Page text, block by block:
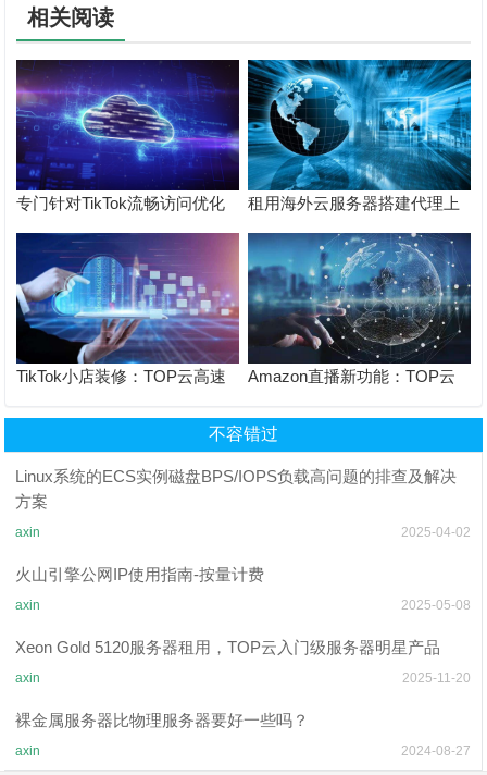
相关阅读
专门针对TikTok流畅访问优化
可一键复制的 Xray VLESS +
Reality 一键部署 + 完整配置模
板
租用海外云服务器搭建代理上
tiktok感觉网络非常卡，怎么才
能访问更流畅？
TikTok小店装修：TOP云高速
Amazon直播新功能：TOP云
不容错过
Linux系统的ECS实例磁盘BPS/IOPS负载高问题的排查及解决
方案
axin 2025-04-02
火山引擎公网IP使用指南-按量计费
axin 2025-05-08
Xeon Gold 5120服务器租用，TOP云入门级服务器明星产品
axin 2025-11-20
裸金属服务器比物理服务器要好一些吗？
axin 2024-08-27